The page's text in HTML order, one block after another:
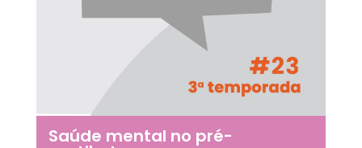
Saúde mental no pré-